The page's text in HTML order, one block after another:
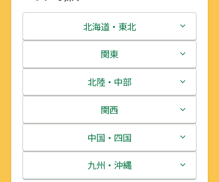
北海道・東北
北海道
青森県
岩手県
宮城県
秋田県
関東
茨城県
栃木県
群馬県
埼玉県
北陸・中部
新潟県
富山県
石川県
関西
三重県
滋賀県
中国・四国
鳥取県
九州・沖縄